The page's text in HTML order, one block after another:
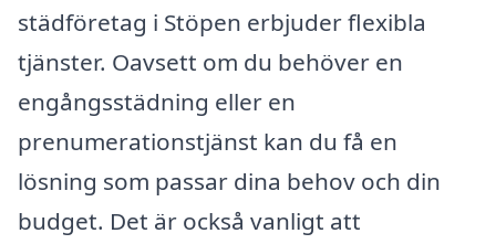
städföretag i Stöpen erbjuder flexibla
tjänster. Oavsett om du behöver en
engångsstädning eller en
prenumerationstjänst kan du få en
lösning som passar dina behov och din
budget. Det är också vanligt att